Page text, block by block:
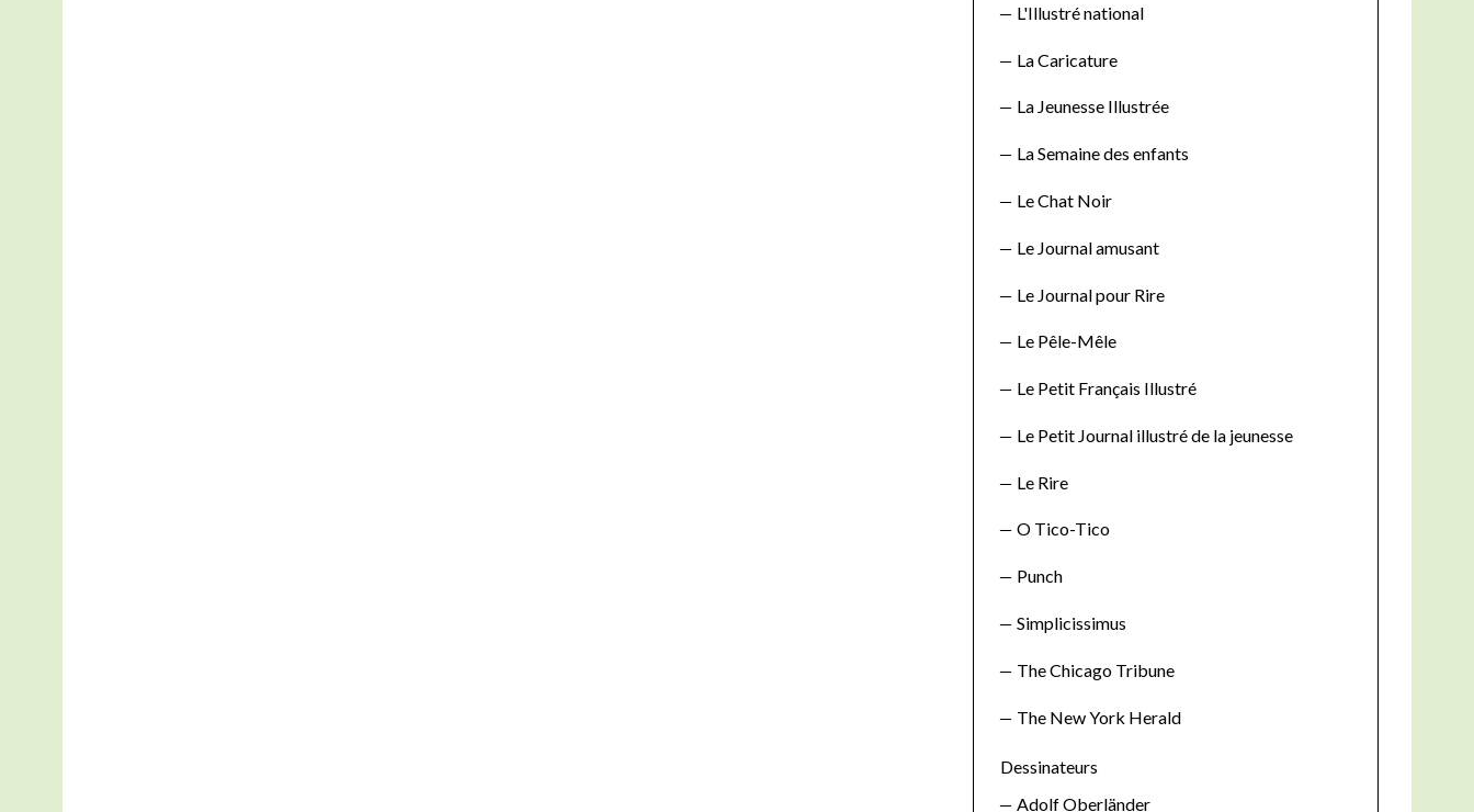
L'Illustré national
La Caricature
La Jeunesse Illustrée
La Semaine des enfants
Le Chat Noir
Le Journal amusant
Le Journal pour Rire
Le Pêle-Mêle
Le Petit Français Illustré
Le Petit Journal illustré de la jeunesse
Le Rire
O Tico-Tico
Punch
Simplicissimus
The Chicago Tribune
The New York Herald
Dessinateurs
Adolf Oberländer